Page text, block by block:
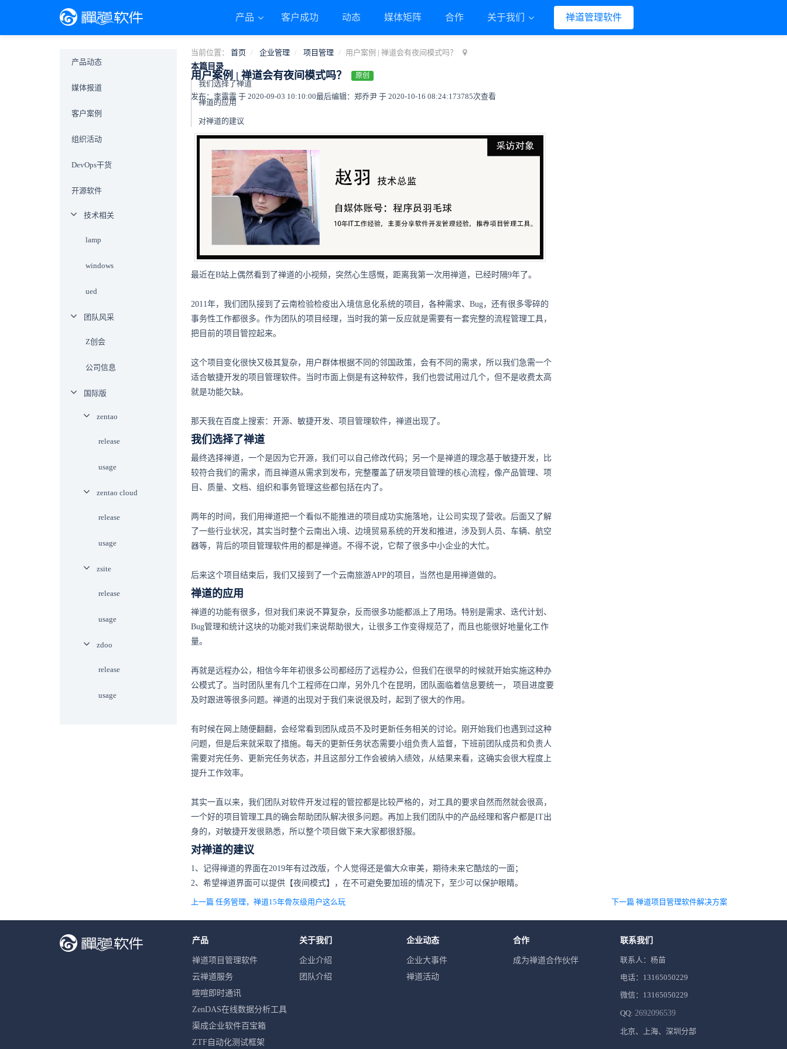
产品 客户成功 动态 媒体矩阵 合作 关于我们 禅道管理软件
当前位置： 首页 企业管理 项目管理 用户案例 | 禅道会有夜间模式吗？
用户案例 | 禅道会有夜间模式吗？ 原创
发布：李露露 于 2020-09-03 10:10:00最后编辑：郑乔尹 于 2020-10-16 08:24:173785次查看
本篇目录
我们选择了禅道
禅道的应用
对禅道的建议
最近在B站上偶然看到了禅道的小视频，突然心生感慨，距离我第一次用禅道，已经时隔9年了。
2011年，我们团队接到了云南检验检疫出入境信息化系统的项目，各种需求、Bug，还有很多零碎的
事务性工作都很多。作为团队的项目经理，当时我的第一反应就是需要有一套完整的流程管理工具，
把目前的项目管控起来。
这个项目变化很快又极其复杂，用户群体根据不同的邻国政策，会有不同的需求，所以我们急需一个
适合敏捷开发的项目管理软件。当时市面上倒是有这种软件，我们也尝试用过几个，但不是收费太高
就是功能欠缺。
那天我在百度上搜索：开源、敏捷开发、项目管理软件，禅道出现了。
我们选择了禅道
最终选择禅道，一个是因为它开源，我们可以自己修改代码；另一个是禅道的理念基于敏捷开发，比
较符合我们的需求，而且禅道从需求到发布，完整覆盖了研发项目管理的核心流程，像产品管理、项
目、质量、文档、组织和事务管理这些都包括在内了。
两年的时间，我们用禅道把一个看似不能推进的项目成功实施落地，让公司实现了营收。后面又了解
了一些行业状况，其实当时整个云南出入境、边境贸易系统的开发和推进，涉及到人员、车辆、航空
器等，背后的项目管理软件用的都是禅道。不得不说，它帮了很多中小企业的大忙。
后来这个项目结束后，我们又接到了一个云南旅游APP的项目，当然也是用禅道做的。
禅道的应用
禅道的功能有很多，但对我们来说不算复杂，反而很多功能都派上了用场。特别是需求、迭代计划、
Bug管理和统计这块的功能对我们来说帮助很大，让很多工作变得规范了，而且也能很好地量化工作
量。
再就是远程办公，相信今年年初很多公司都经历了远程办公，但我们在很早的时候就开始实施这种办
公模式了。当时团队里有几个工程师在口岸，另外几个在昆明，团队面临着信息要统一， 项目 进度要
及时跟进等很多问题。禅道的出现对于我们来说很及时，起到了很大的作用。
有时候在网上随便翻翻，会经常看到团队成员不及时更新任务相关的讨论。刚开始我们也遇到过这种
问题，但是后来就采取了措施。每天的更新任务状态需要小组负责人监督，下班前团队成员和负责人
需要对完任务、更新完任务状态，并且这部分工作会被纳入绩效，从结果来看，这确实会很大程度上
提升工作效率。
其实一直以来，我们团队对软件开发过程的管控都是比较严格的，对工具的要求自然而然就会很高，
一个好的项目管理工具的确会帮助团队解决很多问题。再加上我们团队中的产品经理和客户都是IT出
身的，对敏捷开发很熟悉，所以整个项目做下来大家都很舒服。
对禅道的建议
1、记得禅道的界面在2019年有过改版，个人觉得还是偏大众审美，期待未来它酷炫的一面；
2、希望禅道界面可以提供【夜间模式】，在不可避免要加班的情况下，至少可以保护眼睛。
上一篇 任务管理，禅道15年骨灰级用户这么玩 下一篇 禅道项目管理软件解决方案
产品动态
媒体报道
客户案例
组织活动
DevOps干货
开源软件
技术相关
lamp
windows
ued
团队风采
Z创会
公司信息
国际版
zentao
release
usage
zentao cloud
release
usage
zsite
release
usage
zdoo
release
usage
产品
禅道项目管理软件
云禅道服务
喧喧即时通讯
ZenDAS在线数据分析工具
渠成企业软件百宝箱
ZTF自动化测试框架
关于我们
企业介绍
团队介绍
企业动态
企业大事件
禅道活动
合作
成为禅道合作伙伴
联系我们
联系人：杨苗
电话：13165050229
微信：13165050229
QQ: 2692096539
北京、上海、深圳分部